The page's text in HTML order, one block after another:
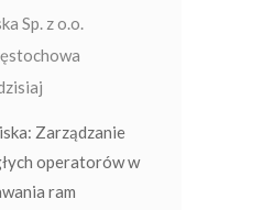
Sp. z o.o.
Zarządzanie
operatorów w
ram